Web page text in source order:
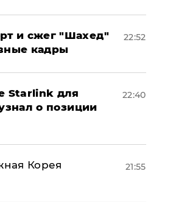
и сжег "Шахед"
кадры
22:52
Starlink для
о позиции
22:40
Корея
21:55